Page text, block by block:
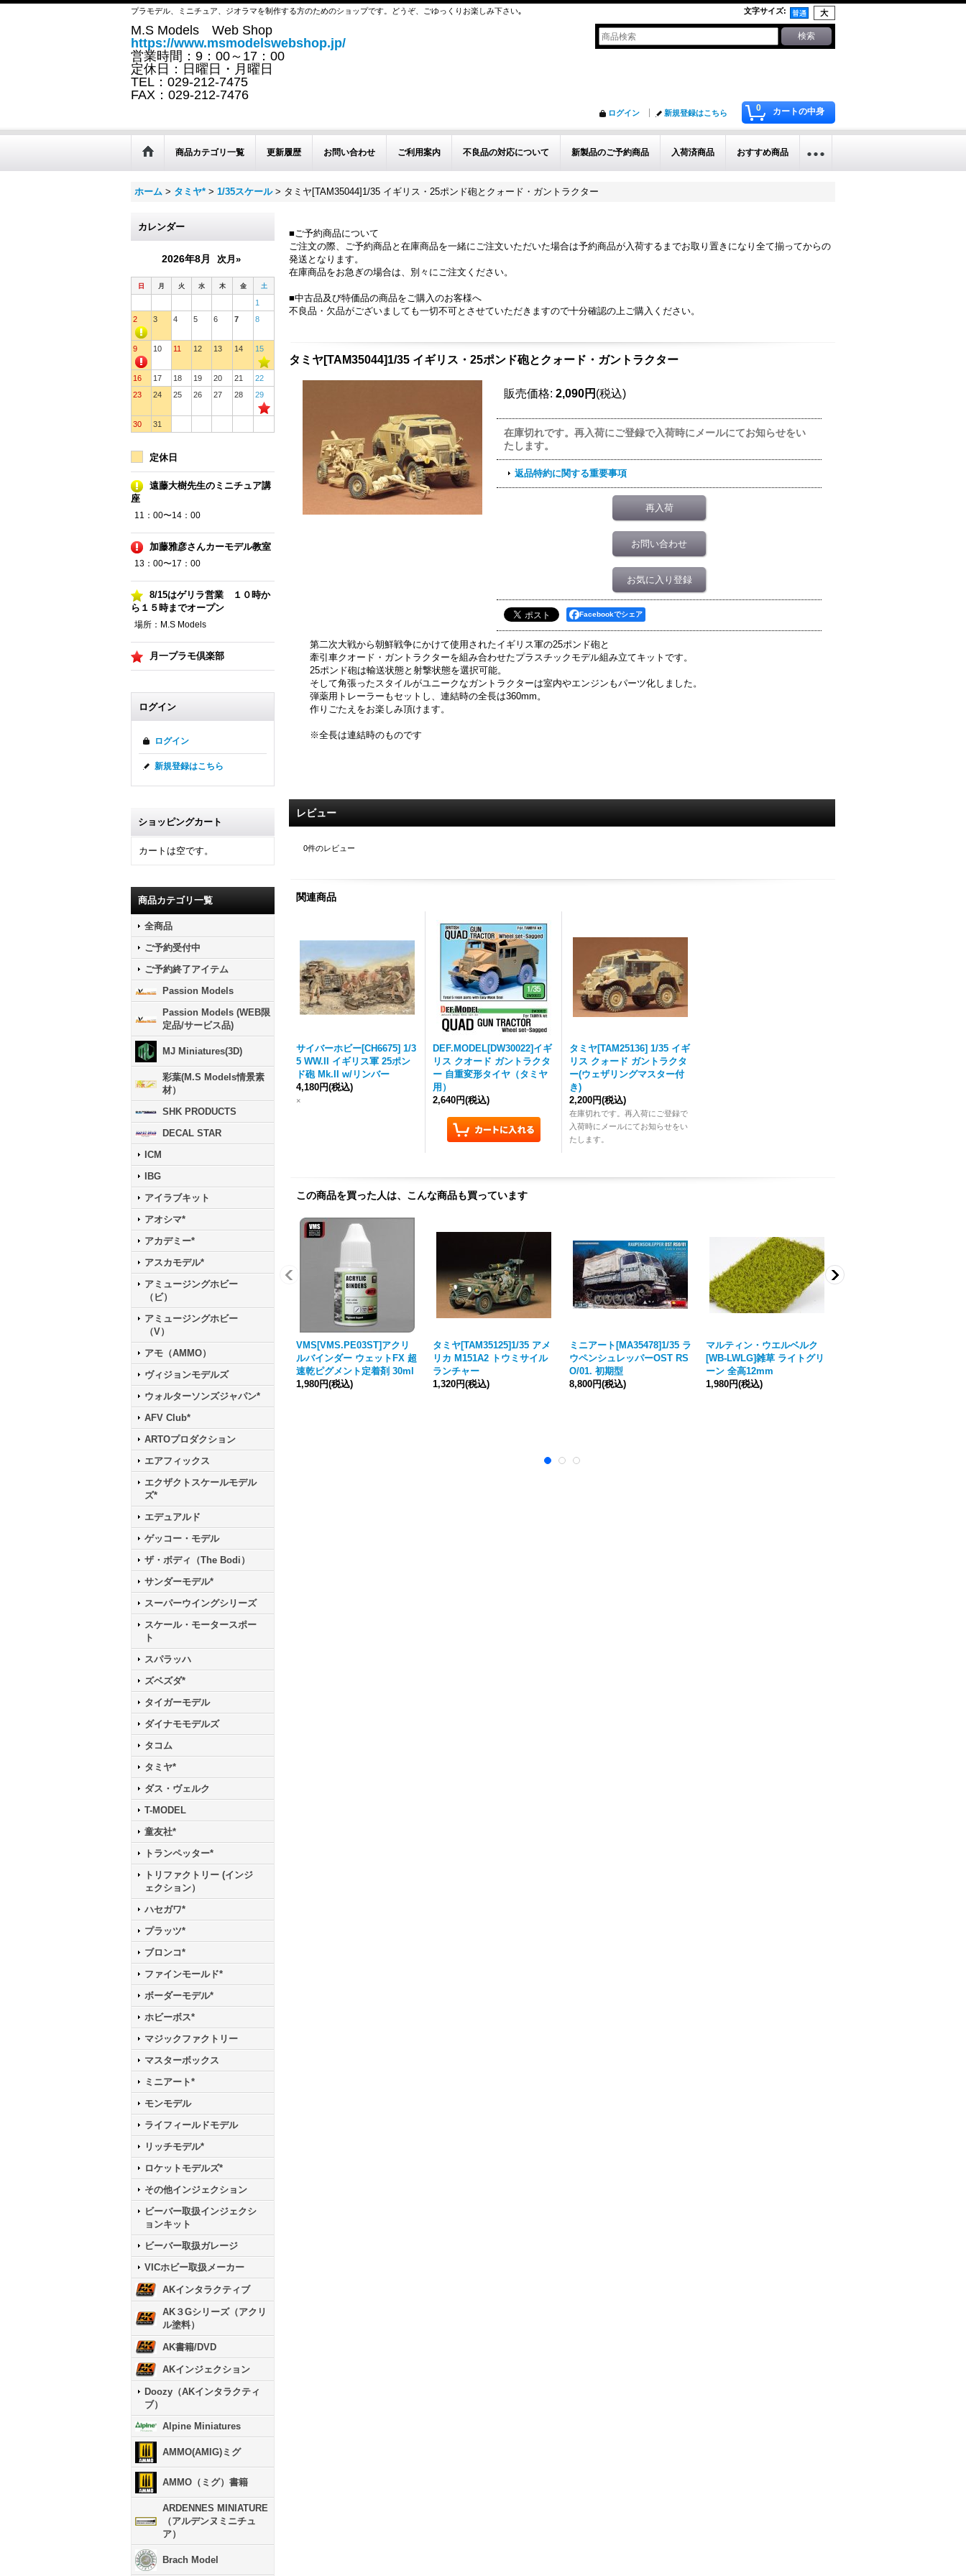
プラモデル、ミニチュア、ジオラマを制作する方のためのショップです。どうぞ、ごゆっくりお楽しみ下さい｡ 文字サイズ:
M.S Models Web Shop
https://www.msmodelswebshop.jp/
営業時間：9：00～17：00
定休日：日曜日・月曜日
TEL：029-212-7475
FAX：029-212-7476
0 カートの中身
ログイン 新規登録はこちら
商品カテゴリ一覧 更新履歴 お問い合わせ ご利用案内 不良品の対応について 新製品のご予約商品 入荷済商品 おすすめ商品
ホーム > タミヤ* > 1/35スケール > タミヤ[TAM35044]1/35 イギリス・25ポンド砲とクォード・ガントラクター
カレンダー
2026年8月 次月»
日 月 火 水 木 金 土
1
2
3 4 5 6 7 8
9 10 11 12 13 14 15
16 17 18 19 20 21
22
23
24 25 26 27 28 29
30 31
定休日
遠藤大樹先生のミニチュア講
座
11：00〜14：00
加藤雅彦さんカーモデル教室
13：00〜17：00
8/15はゲリラ営業 １０時か
ら１５時までオープン
場所：M.S Models
月一プラモ倶楽部
ログイン
ログイン
新規登録はこちら
ショッピングカート
カートは空です。
商品カテゴリ一覧
全商品
ご予約受付中
ご予約終了アイテム
Passion Models
Passion Models (WEB限
定品/サービス品)
MJ Miniatures(3D)
彩葉(M.S Models情景素
材）
SHK PRODUCTS
DECAL STAR
ICM
IBG
アイラブキット
アオシマ*
アカデミー*
アスカモデル*
アミュージングホビー
（ビ）
アミュージングホビー
（V）
アモ（AMMO）
ヴィジョンモデルズ
ウォルターソンズジャパン*
AFV Club*
ARTOプロダクション
エアフィックス
エクザクトスケールモデル
ズ*
エデュアルド
ゲッコー・モデル
ザ・ボディ（The Bodi）
サンダーモデル*
スーパーウイングシリーズ
スケール・モータースポー
ト
スパラッハ
ズベズダ*
タイガーモデル
ダイナモモデルズ
タコム
タミヤ*
ダス・ヴェルク
T-MODEL
童友社*
トランペッター*
トリファクトリー (インジ
ェクション）
ハセガワ*
プラッツ*
ブロンコ*
ファインモールド*
ボーダーモデル*
ホビーボス*
マジックファクトリー
マスターボックス
ミニアート*
モンモデル
ライフィールドモデル
リッチモデル*
ロケットモデルズ*
その他インジェクション
ビーバー取扱インジェクシ
ョンキット
ビーバー取扱ガレージ
VICホビー取扱メーカー
AKインタラクティブ
AK３Gシリーズ（アクリ
ル塗料）
AK書籍/DVD
AKインジェクション
Doozy（AKインタラクティ
ブ）
Alpine Miniatures
AMMO(AMIG)ミグ
AMMO（ミグ）書籍
ARDENNES MINIATURE
（アルデンヌミニチュ
ア）
Brach Model
■ご予約商品について
ご注文の際、ご予約商品と在庫商品を一緒にご注文いただいた場合は予約商品が入荷するまでお取り置きになり全て揃ってからの
発送となります。
在庫商品をお急ぎの場合は、別々にご注文ください。
■中古品及び特価品の商品をご購入のお客様へ
不良品・欠品がございましても一切不可とさせていただきますので十分確認の上ご購入ください。
タミヤ[TAM35044]1/35 イギリス・25ポンド砲とクォード・ガントラクター
販売価格: 2,090円 (税込)
在庫切れです。再入荷にご登録で入荷時にメールにてお知らせをい
たします。
返品特約に関する重要事項
再入荷
お問い合わせ
お気に入り登録
Facebookでシェア
第二次大戦から朝鮮戦争にかけて使用されたイギリス軍の25ポンド砲と
牽引車クオード・ガントラクターを組み合わせたプラスチックモデル組み立てキットです。
25ポンド砲は輸送状態と射撃状態を選択可能。
そして角張ったスタイルがユニークなガントラクターは室内やエンジンもパーツ化しました。
弾薬用トレーラーもセットし、連結時の全長は360mm。
作りごたえをお楽しみ頂けます。
※全長は連結時のものです
レビュー
0件のレビュー
関連商品
サイバーホビー[CH6675] 1/3
5 WW.II イギリス軍 25ポン
ド砲 Mk.II w/リンバー
4,180円(税込)
×
DEF.MODEL[DW30022]イギ
リス クオード ガントラクタ
ー 自重変形タイヤ（タミヤ
用）
2,640円(税込)
タミヤ[TAM25136] 1/35 イギ
リス クォード ガントラクタ
ー(ウェザリングマスター付
き)
2,200円(税込)
在庫切れです。再入荷にご登録で
入荷時にメールにてお知らせをい
たします。
この商品を買った人は、こんな商品も買っています
VMS[VMS.PE03ST]アクリ
ルバインダー ウェットFX 超
速乾ピグメント定着剤 30ml
1,980円(税込)
タミヤ[TAM35125]1/35 アメ
リカ M151A2 トウミサイル
ランチャー
1,320円(税込)
ミニアート[MA35478]1/35 ラ
ウペンシュレッパーOST RS
O/01. 初期型
8,800円(税込)
マルティン・ウエルベルク
[WB-LWLG]雑草 ライトグリ
ーン 全高12mm
1,980円(税込)